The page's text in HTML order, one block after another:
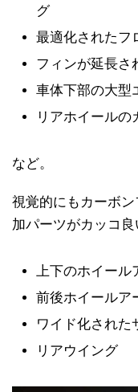
グ
最適化されたフ
フィンが延長さ
車体下部の大型
リアホイールの
など。
視覚的にもカーボ
加パーツがカッコ
上下のホイール
前後ホイールア
ワイド化された
リアウイング